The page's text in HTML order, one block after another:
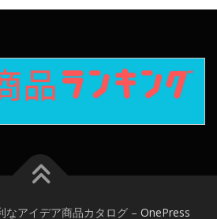
アイデア商品カタログ – OnePress